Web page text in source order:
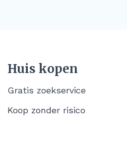
Huis kopen
Gratis zoekservice
Koop zonder risico